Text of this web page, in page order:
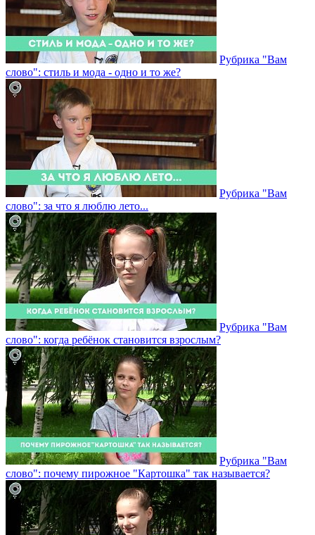
Рубрика "Вам
слово": стиль и мода - одно и то же?
Рубрика "Вам
слово": за что я люблю лето...
Рубрика "Вам
слово": когда ребёнок становится взрослым?
Рубрика "Вам
слово": почему пирожное "Картошка" так называется?